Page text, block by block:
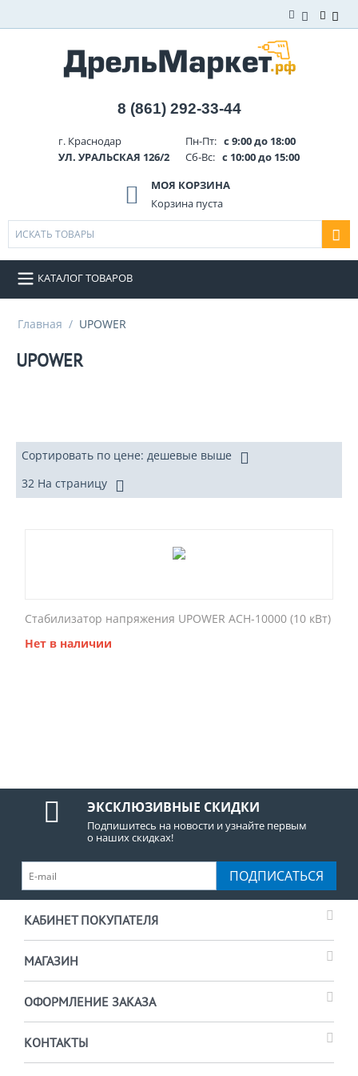
8 (861) 292-33-44
г. Краснодар
УЛ. УРАЛЬСКАЯ 126/2
Пн-Пт: с 9:00 до 18:00
Сб-Вс: с 10:00 до 15:00
МОЯ КОРЗИНА
Корзина пуста
КАТАЛОГ ТОВАРОВ
Главная / UPOWER
UPOWER
Сортировать по цене: дешевые выше
32 На страницу
Стабилизатор напряжения UPOWER АСН-10000 (10 кВт)
Нет в наличии
ЭКСКЛЮЗИВНЫЕ СКИДКИ
Подпишитесь на новости и узнайте первым
о наших скидках!
ПОДПИСАТЬСЯ
КАБИНЕТ ПОКУПАТЕЛЯ
МАГАЗИН
ОФОРМЛЕНИЕ ЗАКАЗА
КОНТАКТЫ